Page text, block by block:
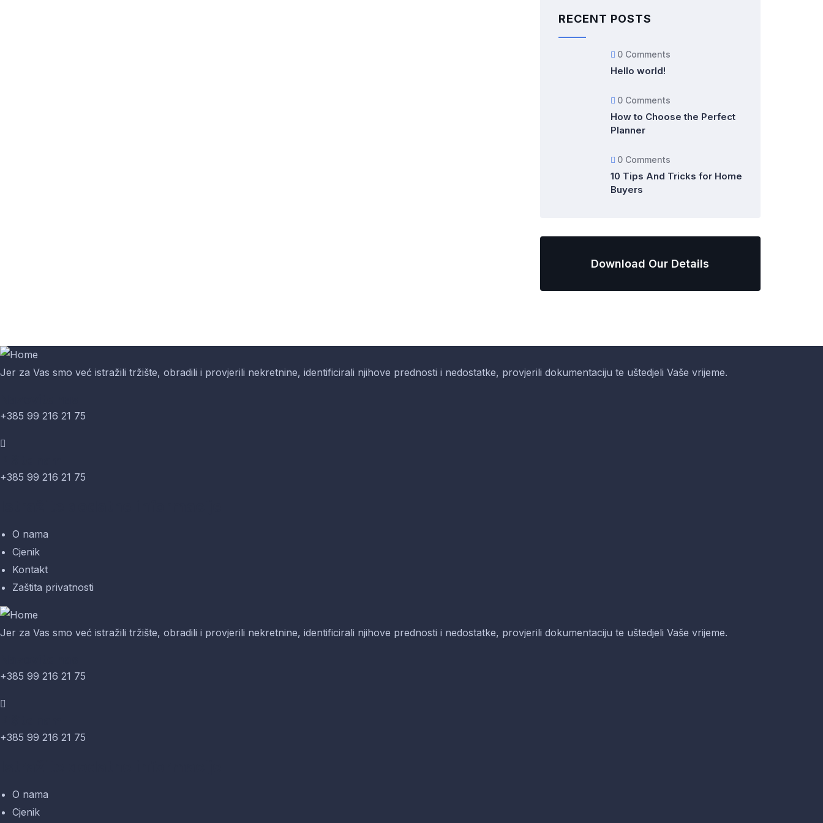
RECENT POSTS
0 Comments
Hello world!
0 Comments
How to Choose the Perfect
Planner
0 Comments
10 Tips And Tricks for Home
Buyers
Download Our Details
Jer za Vas smo već istražili tržište, obradili i provjerili nekretnine, identificirali njihove prednosti i nedostatke, provjerili dokumentaciju te uštedjeli Vaše vrijeme.
+385 99 216 21 75
+385 99 216 21 75
O nama
Cjenik
Kontakt
Zaštita privatnosti
Jer za Vas smo već istražili tržište, obradili i provjerili nekretnine, identificirali njihove prednosti i nedostatke, provjerili dokumentaciju te uštedjeli Vaše vrijeme.
+385 99 216 21 75
+385 99 216 21 75
O nama
Cjenik